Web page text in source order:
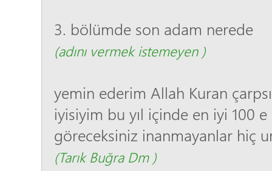
3. bölümde son adam nerede
(adını vermek istemeyen )
yemin ederim Allah Kuran
iyisiyim bu yıl içinde en iyi 100 e
göreceksiniz inanmayanlar hiç
(Tarık Buğra Dm )